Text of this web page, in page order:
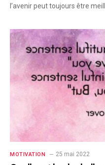
l’avenir peut toujours être
MOTIVATION 25 mai 2022